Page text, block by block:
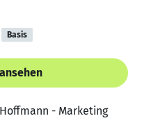
Basis
- Marketing